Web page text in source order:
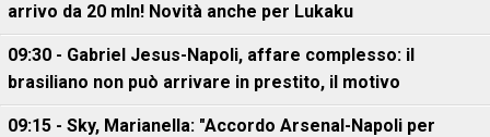
arrivo da 20 mln! Novità anche per Lukaku
09:30 - Gabriel Jesus-Napoli, affare complesso: il
brasiliano non può arrivare in prestito, il motivo
09:15 - Sky, Marianella: "Accordo Arsenal-Napoli per